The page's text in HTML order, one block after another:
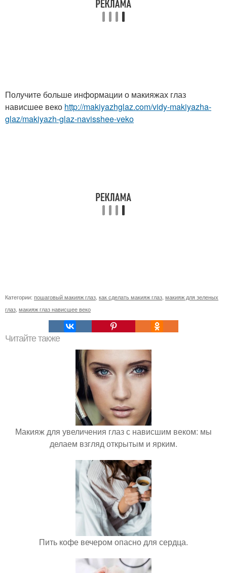
Получите больше информации о макияжах глаз
нависшее веко http://makiyazhglaz.com/vidy-makiyazha-
glaz/makiyazh-glaz-navisshee-veko
Категории: пошаговый макияж глаз как сделать макияж глаз макияж для зеленых
глаз макияж глаз нависшее веко
Читайте также
Макияж для увеличения глаз с нависшим веком: мы
делаем взгляд открытым и ярким.
Пить кофе вечером опасно для сердца.